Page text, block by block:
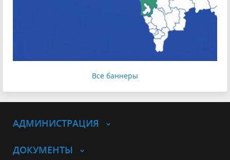
Все баннеры
АДМИНИСТРАЦИЯ
ДОКУМЕНТЫ